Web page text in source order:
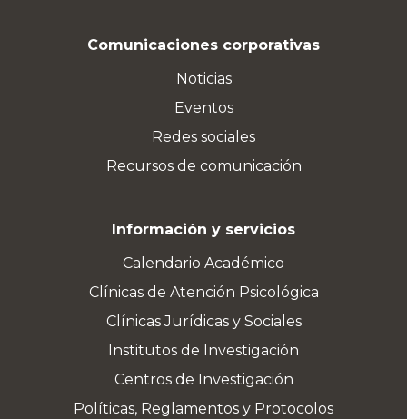
Comunicaciones corporativas
Noticias
Eventos
Redes sociales
Recursos de comunicación
Información y servicios
Calendario Académico
Clínicas de Atención Psicológica
Clínicas Jurídicas y Sociales
Institutos de Investigación
Centros de Investigación
Políticas, Reglamentos y Protocolos